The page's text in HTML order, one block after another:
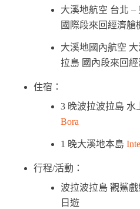
大溪地航空 台北 –
國際段來回經濟艙
大溪地國內航空
拉島 國內段來回
住宿：
3 晚波拉波拉島 水
Bora
1 晚大溪地本島
行程/活動：
波拉波拉島 觀鯊戲
日遊